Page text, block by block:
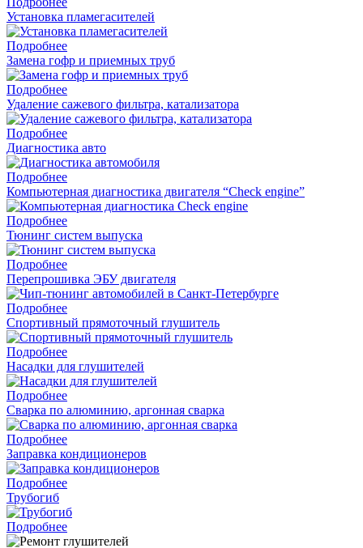
Установка пламегасителей
Подробнее
Замена гофр и приемных труб
Подробнее
Удаление сажевого фильтра, катализатора
Подробнее
Диагностика авто
Подробнее
Компьютерная диагностика двигателя “Check engine”
Подробнее
Тюнинг систем выпуска
Подробнее
Перепрошивка ЭБУ двигателя
Подробнее
Спортивный прямоточный глушитель
Подробнее
Насадки для глушителей
Подробнее
Cварка по алюминию, аргонная сварка
Подробнее
Заправка кондиционеров
Подробнее
Трубогиб
Подробнее